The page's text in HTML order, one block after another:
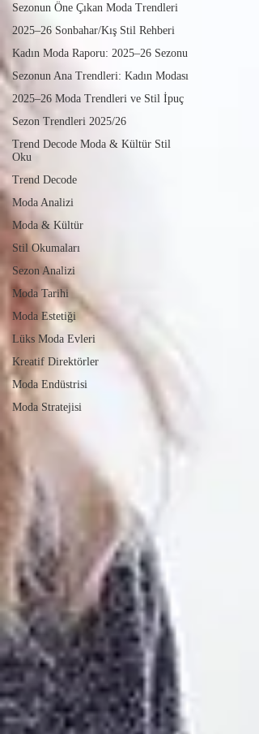
Sezonun Öne Çıkan Moda Trendleri
2025–26 Sonbahar/Kış Stil Rehberi
Kadın Moda Raporu: 2025–26 Sezonu
Sezonun Ana Trendleri: Kadın Modası
2025–26 Moda Trendleri ve Stil İpuç
Sezon Trendleri 2025/26
Trend Decode Moda & Kültür Stil
Oku
Trend Decode
Moda Analizi
Moda & Kültür
Stil Okumaları
Sezon Analizi
Moda Tarihi
Moda Estetiği
Lüks Moda Evleri
Kreatif Direktörler
Moda Endüstrisi
Moda Stratejisi